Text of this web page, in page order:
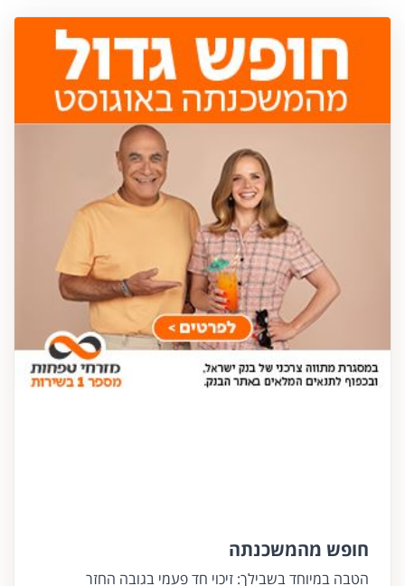
חופש מהמשכנתה
הטבה במיוחד בשבילך: זיכוי חד פעמי בגובה החזר